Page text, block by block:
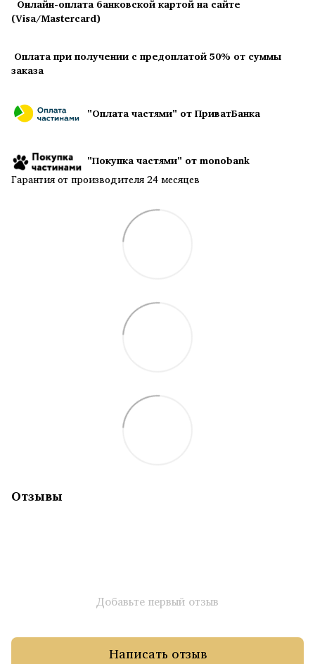
Онлайн-оплата банковской картой на сайте
(Visa/Mastercard)
Оплата при получении с предоплатой 50% от суммы
заказа
"Оплата частями" от ПриватБанка
"Покупка частями" от monobank
Гарантия от производителя 24 месяцев
Отзывы
Добавьте первый отзыв
Написать отзыв